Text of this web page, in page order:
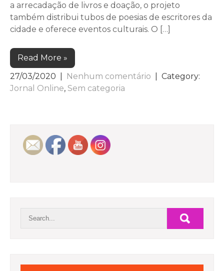
a arrecadação de livros e doação, o projeto
também distribui tubos de poesias de escritores da
cidade e oferece eventos culturais. O […]
Read More »
27/03/2020
Nenhum comentário
| Category:
Jornal Online, Sem categoria